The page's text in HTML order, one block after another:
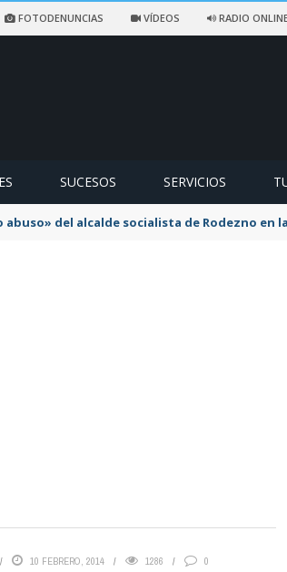
FOTODENUNCIAS VÍDEOS RADIO
SUCESOS SERVICIOS
del alcalde socialista de Rodezno en
10 FEBRERO, 2014 1286 0
Lo que no entiendo es que se le va a hacer un